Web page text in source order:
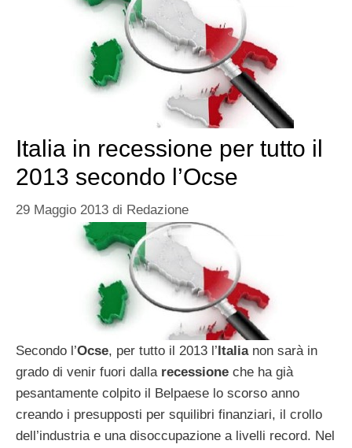
Italia in recessione per tutto il
2013 secondo l’Ocse
29 Maggio 2013 di Redazione
Secondo l’Ocse, per tutto il 2013 l’Italianon sarà in
grado di venir fuori dalla recessione che ha già
pesantamente colpito il Belpaese lo scorso anno
creando i presupposti per squilibri finanziari, il crollo
dell’industria e una disoccupazione a livelli record. Nel